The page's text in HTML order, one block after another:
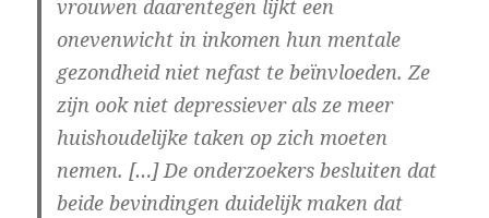
vrouwen daarentegen lijkt een
onevenwicht in inkomen hun mentale
gezondheid niet nefast te beïnvloeden. Ze
zijn ook niet depressiever als ze meer
huishoudelijke taken op zich moeten
nemen. […] De onderzoekers besluiten dat
beide bevindingen duidelijk maken dat